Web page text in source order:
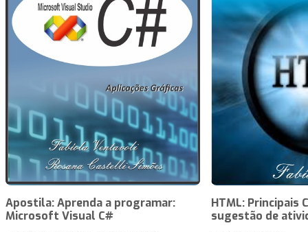
Apostila: Aprenda a programar:
Microsoft Visual C#
HTML: Principais
sugestão de